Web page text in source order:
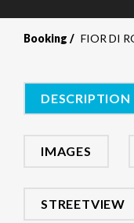
Booking FIOR DI
DESCRIPTION
IMAGES
STREETVIEW